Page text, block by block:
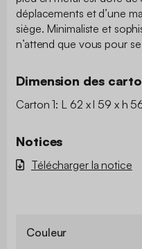
déplacements et d’une
siège. Minimaliste et
n’attend que vous pour
Dimension des
Carton 1: L 62 x l 59 x h
Notices
Télécharger la notice
Couleur